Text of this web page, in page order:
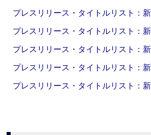
プレスリリース・タイトルリスト：
プレスリリース・タイトルリスト：
プレスリリース・タイトルリスト：
プレスリリース・タイトルリスト：
プレスリリース・タイトルリスト：